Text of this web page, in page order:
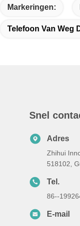
Markeringen:
Telefoon Van Weg
Snel
Adres
Zhihui
518102,
Tel.
86--
E-mail